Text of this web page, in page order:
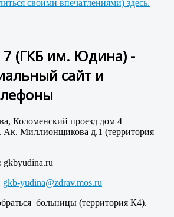
своими впечатлениями) здесь.
(ГКБ им. Юдина) -
сайт и
Коломенский проезд дом 4
Ак. Миллионщикова д.1 (территория
gkbyudina.ru
gkb-yudina@zdrav.mos.ru
больницы (территория К4).